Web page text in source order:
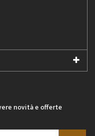
novità e offerte